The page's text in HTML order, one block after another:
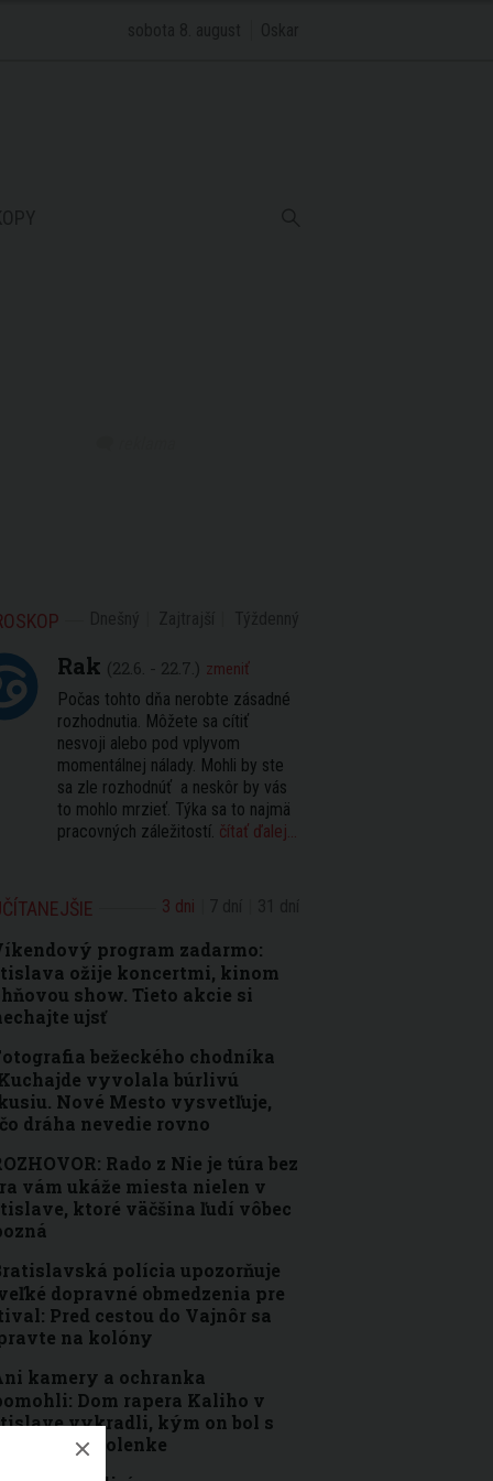
Rak (22.6. - 22.7.) zmeniť
Počas tohto dňa nerobte zásadné
rozhodnutia. Môžete sa cítiť
nesvoji alebo pod vplyvom
momentálnej nálady. Mohli by ste
sa zle rozhodnúť a neskôr by vás
to mohlo mrzieť. Týka sa to najmä
pracovných záležitostí. čítať ďalej...
3 dni
program zadarmo:
ožije koncertmi, kinom
show. Tieto akcie si
ujsť
bežeckého chodníka
vyvolala búrlivú
Nové Mesto vysvetľuje,
dráha nevedie rovno
Rado z Nie je túra bez
vám ukáže miesta nielen v
ktoré väčšina ľudí vôbec
polícia upozorňuje
dopravné obmedzenia pre
Pred cestou do Vajnôr sa
na kolóny
kamery a ochranka
Dom rapera Kaliho v
vykradli, kým on bol s
na dovolenke